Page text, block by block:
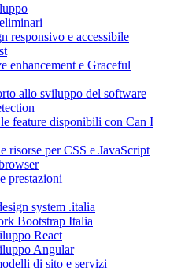
responsivo e accessibile
enhancement e Graceful
allo sviluppo del software
feature disponibili con Can I
risorse per CSS e JavaScript
prestazioni
system .italia
Bootstrap Italia
React
Angular
di sito e servizi